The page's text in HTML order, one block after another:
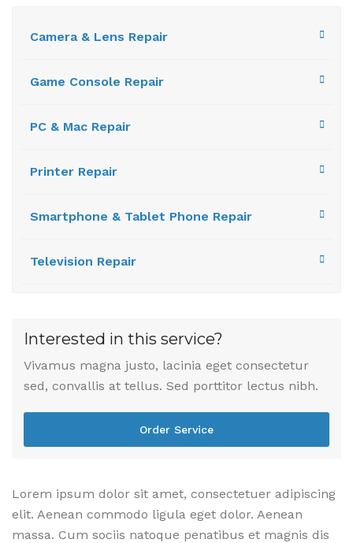
Camera & Lens Repair
Game Console Repair
PC & Mac Repair
Printer Repair
Smartphone & Tablet Phone Repair
Television Repair
Interested in this service?
Vivamus magna justo, lacinia eget consectetur
sed, convallis at tellus. Sed porttitor lectus nibh.
Order Service
Lorem ipsum dolor sit amet, consectetuer adipiscing
elit. Aenean commodo ligula eget dolor. Aenean
massa. Cum sociis natoque penatibus et magnis dis